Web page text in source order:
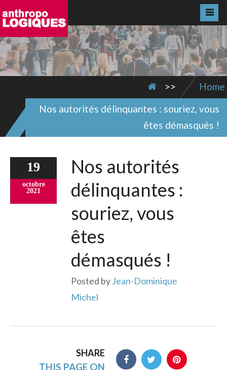
>>
Home
Nos autorités délinquantes : souriez, vous
êtes démasqués !
19
octobre
2021
Nos autorités
délinquantes :
souriez, vous
êtes
démasqués !
Posted byJean-Dominique
Michel
SHARE
THIS PAGE ON